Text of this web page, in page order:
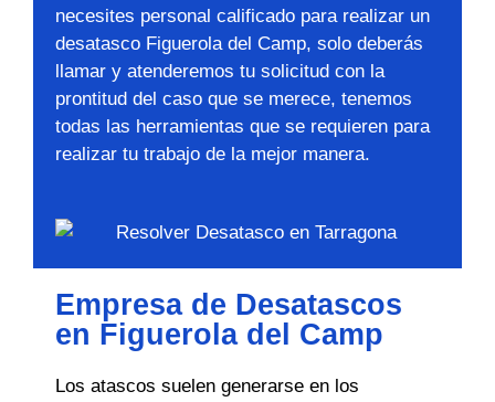
necesites personal calificado para realizar un
desatasco Figuerola del Camp, solo deberás
llamar y atenderemos tu solicitud con la
prontitud del caso que se merece, tenemos
todas las herramientas que se requieren para
realizar tu trabajo de la mejor manera.
Empresa de Desatascos
en Figuerola del Camp
Los atascos suelen generarse en los